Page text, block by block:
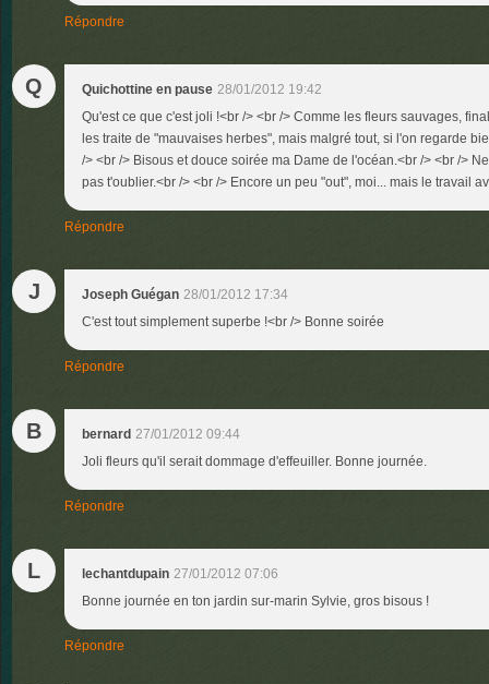
Répondre
Q Quichottine en pause 28/01/2012 19:42
Qu'est ce que c'est joli !<br /> <br /> Comme les fleurs sauvages,
les traite de "mauvaises herbes", mais malgré tout, si l'on regarde
/> <br /> Bisous et douce soirée ma Dame de l'océan.<br /> <br />
pas t'oublier.<br /> <br /> Encore un peu "out", moi... mais le travail
Répondre
J Joseph Guégan 28/01/2012 17:34
C'est tout simplement superbe !<br /> Bonne soirée
Répondre
B bernard 27/01/2012 09:44
Joli fleurs qu'il serait dommage d'effeuiller. Bonne journée.
Répondre
L lechantdupain 27/01/2012 07:06
Bonne journée en ton jardin sur-marin Sylvie, gros bisous !
Répondre